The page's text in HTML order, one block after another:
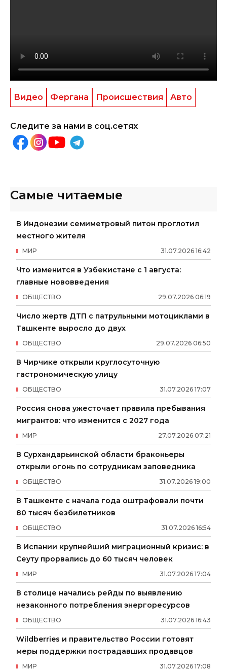
Видео Фергана Происшествия Авто
Следите за нами в соц.сетях
Самые читаемые
В Индонезии семиметровый питон проглотил
местного жителя
31.07.2026 16:42
МИР
Что изменится в Узбекистане с 1 августа:
главные нововведения
29.07.2026 06:19
ОБЩЕСТВО
Число жертв ДТП с патрульными мотоциклами в
Ташкенте выросло до двух
29.07.2026 06:50
ОБЩЕСТВО
В Чирчике открыли круглосуточную
гастрономическую улицу
31.07.2026 17:07
ОБЩЕСТВО
Россия снова ужесточает правила пребывания
мигрантов: что изменится с 2027 года
27.07.2026 07:21
МИР
В Сурхандарьинской области браконьеры
открыли огонь по сотрудникам заповедника
31.07.2026 19:00
ОБЩЕСТВО
В Ташкенте с начала года оштрафовали почти
80 тысяч безбилетников
31.07.2026 16:54
ОБЩЕСТВО
В Испании крупнейший миграционный кризис: в
Сеуту прорвались до 60 тысяч человек
31.07.2026 17:04
МИР
В столице начались рейды по выявлению
незаконного потребления энергоресурсов
31.07.2026 16:43
ОБЩЕСТВО
Wildberries и правительство России готовят
меры поддержки пострадавших продавцов
31.07.2026 17:08
МИР